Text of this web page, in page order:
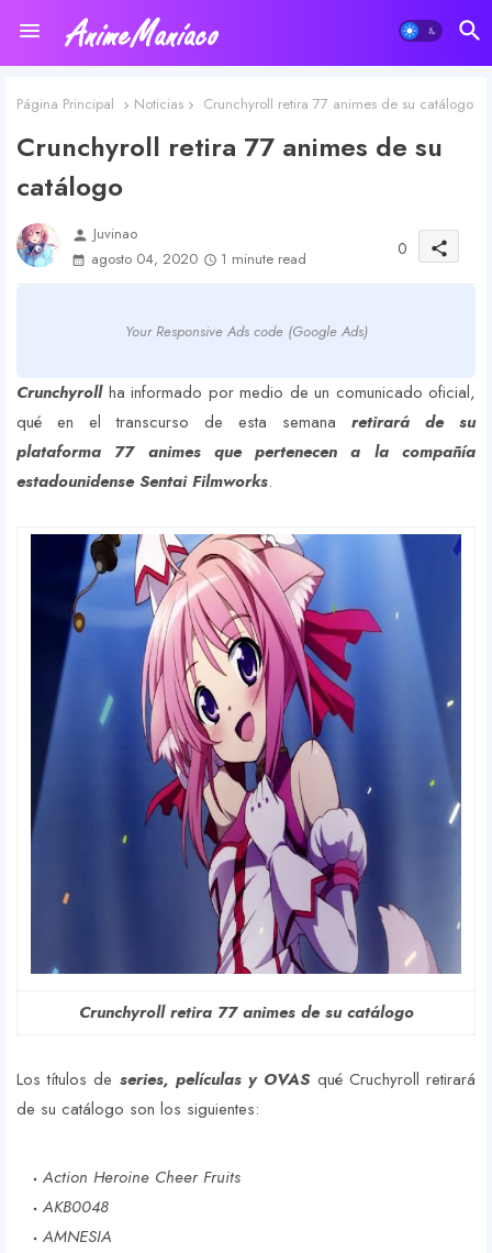
Página Principal Noticias Crunchyroll retira 77 animes de su catálogo
Crunchyroll retira 77 animes de su
catálogo
person Juvinao
agosto 04, 2020
1 minute read 0 share
Your Responsive Ads code (Google Ads)
Crunchyrollha informado por medio de un comunicado oficial,
qué en el transcurso de esta semana retirará de su
plataforma 77 animes que pertenecen a la compañía
estadounidense Sentai Filmworks.
Crunchyroll retira 77 animes de su catálogo
Los títulos de series, películas y OVASqué Cruchyroll retirará
de su catálogo son los siguientes:
Action Heroine Cheer Fruits
AKB0048
AMNESIA